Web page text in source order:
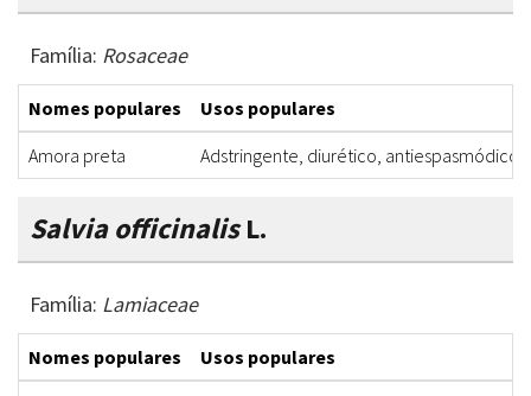
Família: Rosaceae
Nomes populares
Usos populares
Amora preta
Adstringente, diurético, antiespasmódico
Salvia officinalisL.
Família: Lamiaceae
Nomes populares
Usos populares